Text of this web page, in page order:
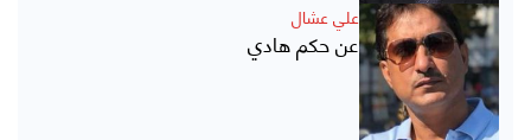
علي عشال
عن حكم هادي